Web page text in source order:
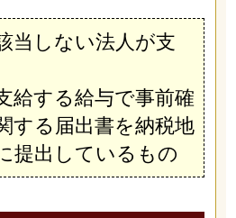
当しない法人が支
給する給与で事前確
する届出書を納税地
提出しているもの